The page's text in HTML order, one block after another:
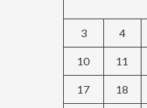
3 4
10 11
17 18